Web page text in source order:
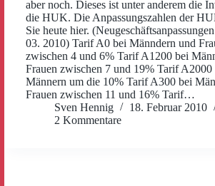
aber noch. Dieses ist unter anderem die
die HUK. Die Anpassungszahlen der
Sie heute hier.
03. 2010) Tarif A0 bei Männdern und
zwischen 4 und 6% Tarif A1200 bei
Frauen zwischen 7 und 19% Tarif A2000
Männern um die 10% Tarif A300 bei
Frauen zwischen 11 und 16% Tarif…
Sven Hennig
18. Februar 2010
2 Kommentare